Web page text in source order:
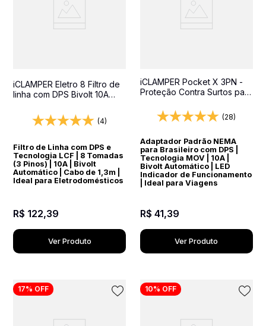
iCLAMPER Eletro 8 Filtro de
linha com DPS Bivolt 10A
(4)
Filtro de Linha com DPS e
Tecnologia LCF | 8 Tomadas
(3 Pinos) | 10A | Bivolt
Automático | Cabo de 1,3m |
Ideal para Eletrodomésticos
R$ 122,39
Ver Produto
iCLAMPER Pocket X 3PN -
Proteção Contra Surtos para
(28)
Adaptador Padrão NEMA
para Brasileiro com DPS |
Tecnologia MOV | 10A |
Bivolt Automático | LED
Indicador de Funcionamento
| Ideal para Viagens
R$ 41,39
Ver Produto
17% OFF 10% OFF